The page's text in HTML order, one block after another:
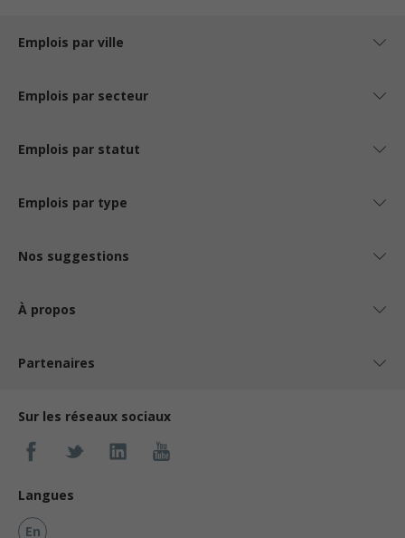
Emplois par ville
Emplois par secteur
Emplois par statut
Emplois par type
Nos suggestions
À propos
Partenaires
Sur les réseaux sociaux
Langues
En